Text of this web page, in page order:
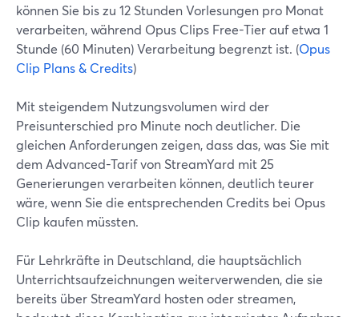
können Sie bis zu 12 Stunden Vorlesungen pro Monat
verarbeiten, während Opus Clips Free-Tier auf etwa 1
Stunde (60 Minuten) Verarbeitung begrenzt ist. (Opus
Clip Plans & Credits)
Mit steigendem Nutzungsvolumen wird der
Preisunterschied pro Minute noch deutlicher. Die
gleichen Anforderungen zeigen, dass das, was Sie mit
dem Advanced-Tarif von StreamYard mit 25
Generierungen verarbeiten können, deutlich teurer
wäre, wenn Sie die entsprechenden Credits bei Opus
Clip kaufen müssten.
Für Lehrkräfte in Deutschland, die hauptsächlich
Unterrichtsaufzeichnungen weiterverwenden, die sie
bereits über StreamYard hosten oder streamen,